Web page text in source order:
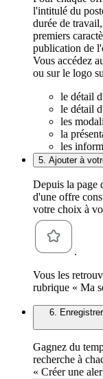
l'intitulé du
durée de
premiers
publication de
Vous accédez
ou sur le logo
le détail
le détail
les
la
les
5. Ajouter à
Depuis la page
d'une offre
votre choix à
.
Vous les
rubrique « Ma
6.
Gagnez du
recherche à
« Créer une